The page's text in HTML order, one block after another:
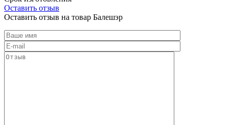
Оставить отзыв
Оставить отзыв на товар Балешэр